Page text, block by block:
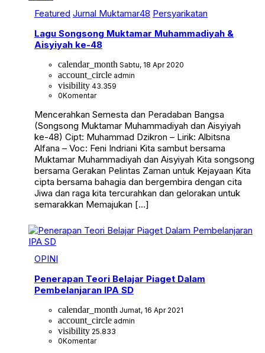
Featured Jurnal Muktamar48 Persyarikatan
Lagu Songsong Muktamar Muhammadiyah &
Aisyiyah ke-48
calendar_month Sabtu, 18 Apr 2020
account_circle admin
visibility 43.359
0Komentar
Mencerahkan Semesta dan Peradaban Bangsa
(Songsong Muktamar Muhammadiyah dan Aisyiyah
ke-48) Cipt: Muhammad Dzikron – Lirik: Albitsna
Alfana – Voc: Feni Indriani Kita sambut bersama
Muktamar Muhammadiyah dan Aisyiyah Kita songsong
bersama Gerakan Pelintas Zaman untuk Kejayaan Kita
cipta bersama bahagia dan bergembira dengan cita
Jiwa dan raga kita tercurahkan dan gelorakan untuk
semarakkan Memajukan […]
OPINI
Penerapan Teori Belajar Piaget Dalam
Pembelanjaran IPA SD
calendar_month Jumat, 16 Apr 2021
account_circle admin
visibility 25.833
0Komentar